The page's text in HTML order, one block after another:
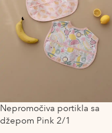
Nepromočiva portikla sa
džepom Pink 2/1